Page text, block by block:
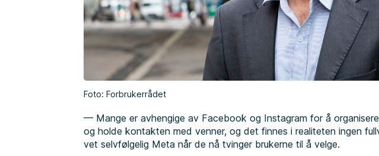
Foto: Forbrukerrådet
— Mange er avhengige av Facebook og Instagram for å
og holde kontakten med venner, og det finnes i realiteten ingen
vet selvfølgelig Meta når de nå tvinger brukerne til å velge.